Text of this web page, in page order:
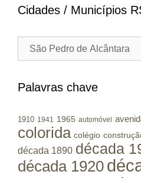
Cidades / Municípios
Municípios
Palavras chave
1910 1941 1965 automóvel
colorida colégio
década 1890 década
década 1920